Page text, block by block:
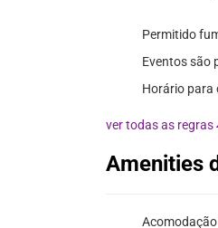
Permitido
Eventos são
Horário para
ver todas as regras
Amenities
Acomodação